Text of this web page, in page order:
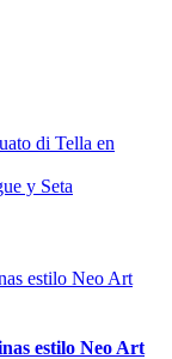
di Tella en
y Seta
estilo Neo Art